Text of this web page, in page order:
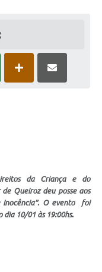
da Criança e do
Queiroz deu posse aos
Inocência”. O evento foi
dia 10/01 às 19:00hs.